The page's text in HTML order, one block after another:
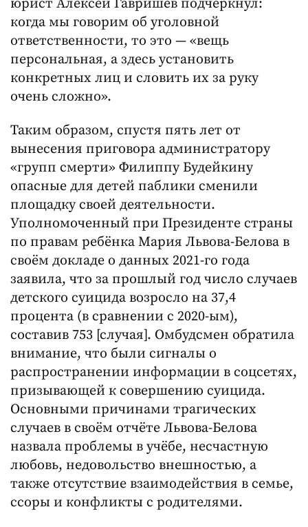
юрист Алексей Гавришев подчеркнул:
когда мы говорим об уголовной
ответственности, то это — «вещь
персональная, а здесь установить
конкретных лиц и словить их за руку
очень сложно».
Таким образом, спустя пять лет от
вынесения приговора администратору
«групп смерти» Филиппу Будейкину
опасные для детей паблики сменили
площадку своей деятельности.
Уполномоченный при Президенте страны
по правам ребёнка Мария Львова-Белова в
своём докладе о данных 2021-го года
заявила, что за прошлый год число случаев
детского суицида возросло на 37,4
процента (в сравнении с 2020-ым),
составив 753 [случая]. Омбудсмен обратила
внимание, что были сигналы о
распространении информации в соцсетях,
призывающей к совершению суицида.
Основными причинами трагических
случаев в своём отчёте Львова-Белова
назвала проблемы в учёбе, несчастную
любовь, недовольство внешностью, а
также отсутствие взаимодействия в семье,
ссоры и конфликты с родителями.